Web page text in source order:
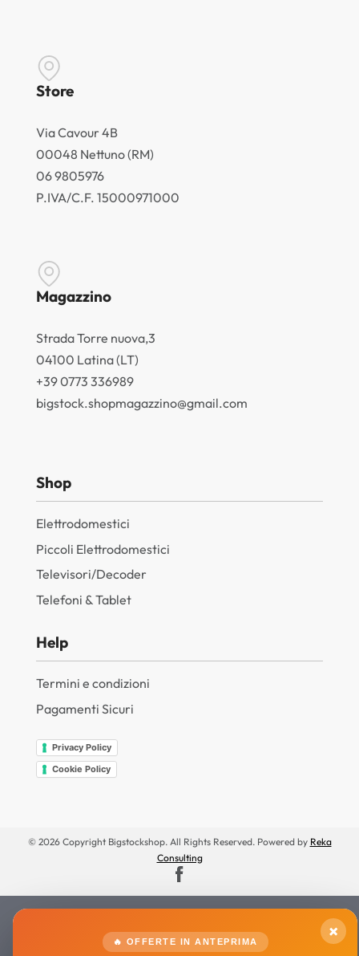
Store
Via Cavour 4B
00048 Nettuno (RM)
06 9805976
P.IVA/C.F. 15000971000
Magazzino
Strada Torre nuova,3
04100 Latina (LT)
+39 0773 336989
bigstock.shopmagazzino@gmail.com
Shop
Elettrodomestici
Piccoli Elettrodomestici
Televisori/Decoder
Telefoni & Tablet
Help
Termini e condizioni
Pagamenti Sicuri
Privacy Policy
Cookie Policy
© 2026 Copyright Bigstockshop. All Rights Reserved. Powered by Reka
Consulting
×
🔥 OFFERTE IN ANTEPRIMA